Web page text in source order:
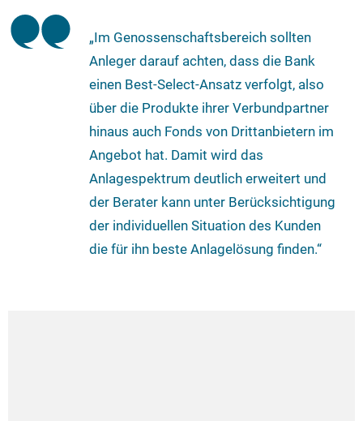
„Im Genossenschaftsbereich sollten
Anleger darauf achten, dass die Bank
einen Best-Select-Ansatz verfolgt, also
über die Produkte ihrer Verbundpartner
hinaus auch Fonds von Drittanbietern im
Angebot hat. Damit wird das
Anlagespektrum deutlich erweitert und
der Berater kann unter Berücksichtigung
der individuellen Situation des Kunden
die für ihn beste Anlagelösung finden.“